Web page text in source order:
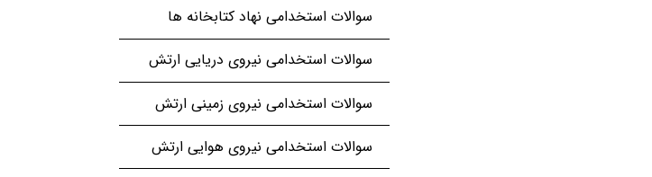
سوالات استخدامی نهاد کتابخانه ها
سوالات استخدامی نیروی دریایی ارتش
سوالات استخدامی نیروی زمینی ارتش
سوالات استخدامی نیروی هوایی ارتش